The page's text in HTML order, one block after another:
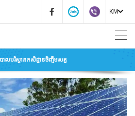
KM
VI
ID
KM
GASIFICATION សម្រាប់ការព្យាបាលកាក
បាលបរិស្ថានកសិដ្ឋានចិញ្ចឹមសត្វ